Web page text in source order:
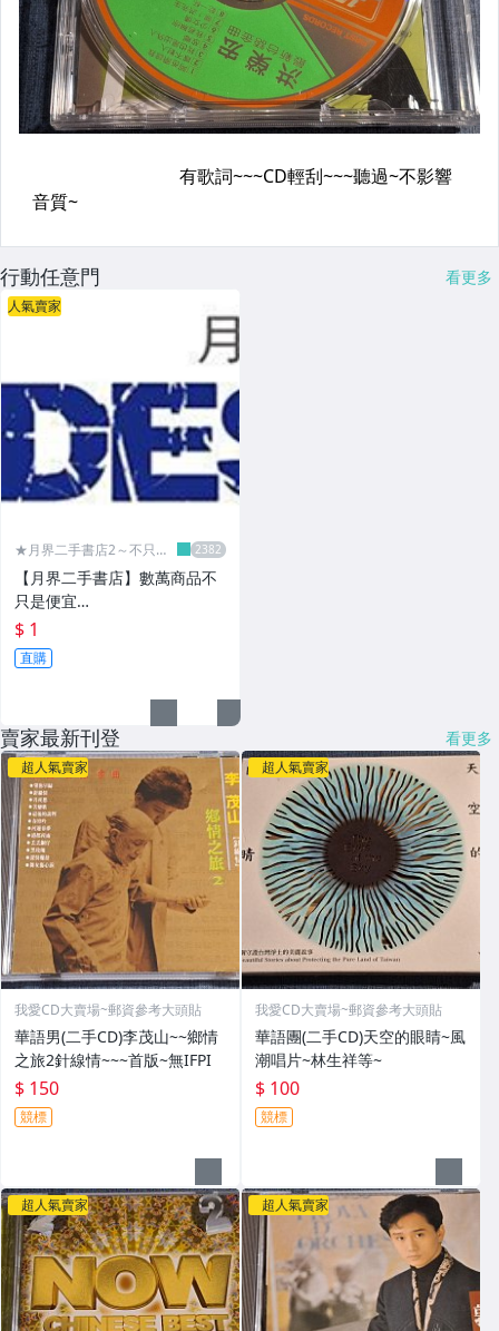
行動任意門 看更多
人氣賣家
★月界二手書店2～不只是
【月界二手書店】數萬商品不
只是便宜…
$ 1
直購
賣家最新刊登 看更多
超人氣賣家
我愛CD大賣場~郵資參考大頭貼
華語男(二手CD)李茂山~~鄉情
之旅2針線情~~~首版~無IFPI
$ 150
競標
超人氣賣家
我愛CD大賣場~郵資參考大頭貼
華語團(二手CD)天空的眼睛~風
潮唱片~林生祥等~
$ 100
競標
超人氣賣家 超人氣賣家